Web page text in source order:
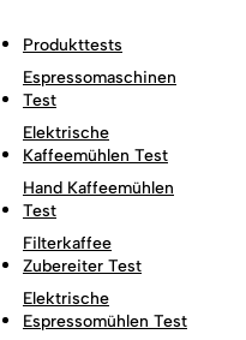
Produkttests
Espressomaschinen
Test
Elektrische
Kaffeemühlen Test
Hand Kaffeemühlen
Test
Filterkaffee
Zubereiter Test
Elektrische
Espressomühlen Test